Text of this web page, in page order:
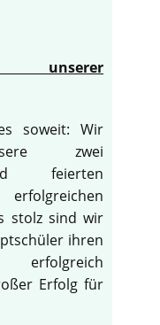
unserer
soweit: Wir
zwei
feierten
stolz sind wir
ihren
erfolgreich
Erfolg für